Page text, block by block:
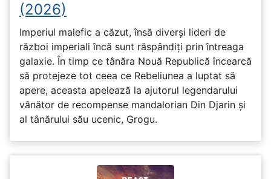
(2026)
Imperiul malefic a căzut, însă diverși lideri de
război imperiali încă sunt răspândiți prin întreaga
galaxie. În timp ce tânăra Nouă Republică încearcă
să protejeze tot ceea ce Rebeliunea a luptat să
apere, aceasta apelează la ajutorul legendarului
vânător de recompense mandalorian Din Djarin și
al tânărului său ucenic, Grogu.